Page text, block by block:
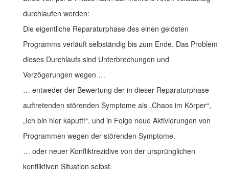
durchlaufen werden:
Die eigentliche Reparaturphase des einen gelösten
Programms verläuft selbständig bis zum Ende. Das Problem
dieses Durchlaufs sind Unterbrechungen und
Verzögerungen wegen …
… entweder der Bewertung der in dieser Reparaturphase
auftretenden störenden Symptome als „Chaos im Körper“,
„Ich bin hier kaputt!“, und in Folge neue Aktivierungen von
Programmen wegen der störenden Symptome.
… oder neuer Konfliktrezidive von der ursprünglichen
konfliktiven Situation selbst.